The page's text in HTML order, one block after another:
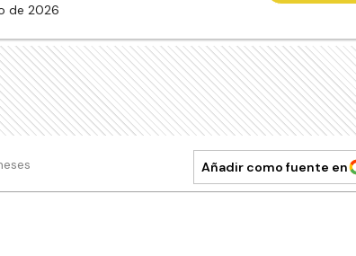
de 2026
Añadir como fuente en